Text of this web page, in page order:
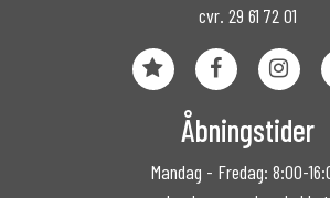
cvr. 29 61 72 01
Åbningstider
Mandag - Fredag: 8:00-